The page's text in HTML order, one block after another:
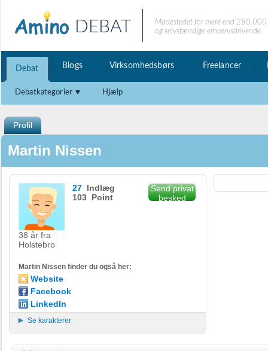
DEBAT
Mødestedet for mere end
og selvstændige erhvervsdrivende.
Debat Blogs Virksomhedsbørs Freelancer
Debatkategorier Hjælp
Profil
Martin Nissen
38 år fra
Holstebro
27 Indlæg
103 Point
Send privat
besked
Martin Nissen finder du også her:
Website
Facebook
LinkedIn
Se karakterer